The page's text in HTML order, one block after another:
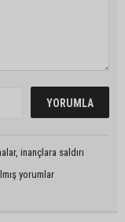
inançlara saldırı
yorumlar